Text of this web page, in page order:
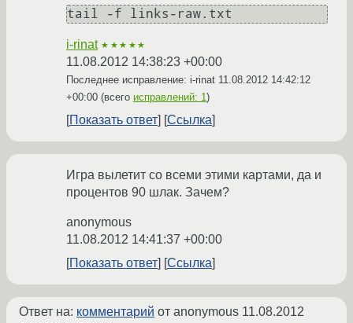
i-rinat ★★★★★
11.08.2012 14:38:23 +00:00
Последнее исправление: i-rinat 11.08.2012 14:42:12
+00:00 (всего исправлений: 1)
Показать ответ Ссылка
Игра вылетит со всеми этими картами, да и
процентов 90 шлак. Зачем?
anonymous
11.08.2012 14:41:37 +00:00
Показать ответ
Ссылка
Ответ на: комментарий от anonymous 11.08.2012